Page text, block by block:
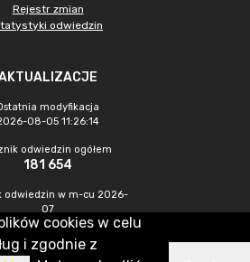
Rejestr zmian
odwiedzin
modyfikacja
08-05 11:26:14
odwiedzin ogółem
181 654
odwiedzin w m-cu 2026-
07
245
cookies w celu
i zgodnie z